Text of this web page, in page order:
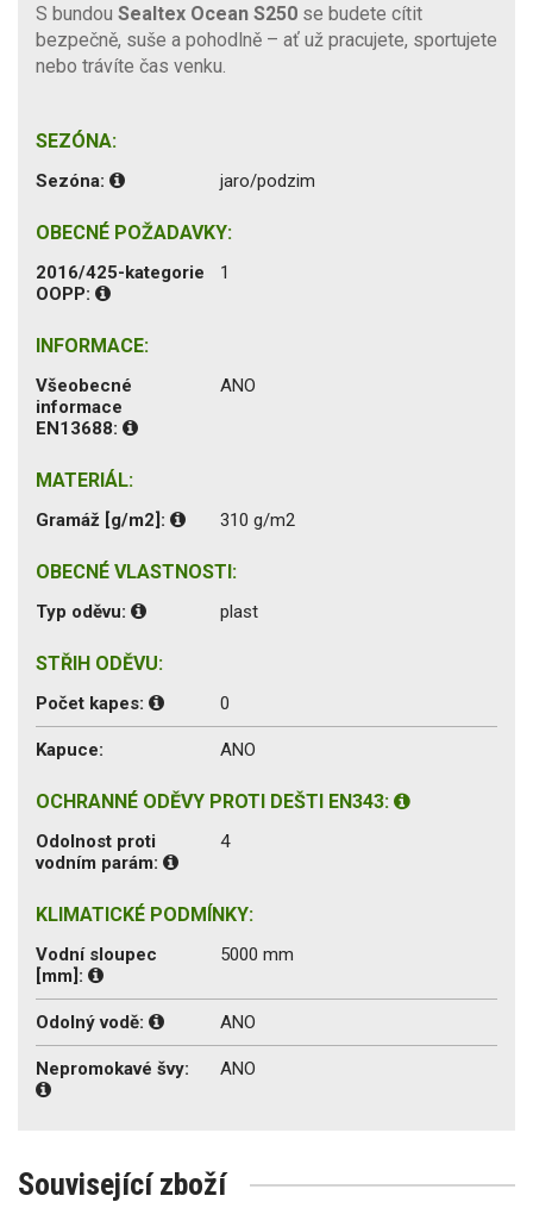
S bundou Sealtex Ocean S250 se budete cítit
bezpečně, suše a pohodlně – ať už pracujete, sportujete
nebo trávíte čas venku.
SEZÓNA:
Sezóna: jaro/podzim
OBECNÉ POŽADAVKY:
2016/425-kategorie
OOPP:
1
INFORMACE:
Všeobecné
informace
EN13688:
ANO
MATERIÁL:
Gramáž [g/m2]: 310 g/m2
OBECNÉ VLASTNOSTI:
Typ oděvu: plast
STŘIH ODĚVU:
Počet kapes: 0
Kapuce: ANO
OCHRANNÉ ODĚVY PROTI DEŠTI EN343:
Odolnost proti
vodním parám:
4
KLIMATICKÉ PODMÍNKY:
Vodní sloupec
[mm]:
5000 mm
Odolný vodě: ANO
Nepromokavé švy: ANO
Související zboží